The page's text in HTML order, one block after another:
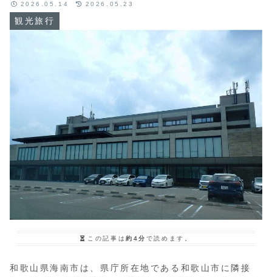
観光旅行
2026.05.14 2026.05.23
この記事は約4分 で読めます。
和歌山県海南市は、県庁所在地である和歌山市に隣接